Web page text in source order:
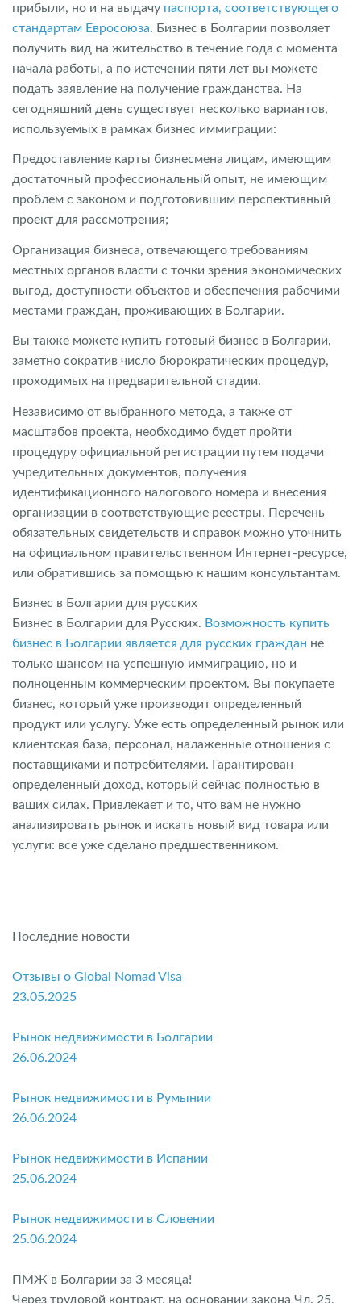
прибыли, но и на выдачу паспорта, соответствующего
стандартам Евросоюза. Бизнес в Болгарии позволяет
получить вид на жительство в течение года с момента
начала работы, а по истечении пяти лет вы можете
подать заявление на получение гражданства. На
сегодняшний день существует несколько вариантов,
используемых в рамках бизнес иммиграции:
Предоставление карты бизнесмена лицам, имеющим
достаточный профессиональный опыт, не имеющим
проблем с законом и подготовившим перспективный
проект для рассмотрения;
Организация бизнеса, отвечающего требованиям
местных органов власти с точки зрения экономических
выгод, доступности объектов и обеспечения рабочими
местами граждан, проживающих в Болгарии.
Вы также можете купить готовый бизнес в Болгарии,
заметно сократив число бюрократических процедур,
проходимых на предварительной стадии.
Независимо от выбранного метода, а также от
масштабов проекта, необходимо будет пройти
процедуру официальной регистрации путем подачи
учредительных документов, получения
идентификационного налогового номера и внесения
организации в соответствующие реестры. Перечень
обязательных свидетельств и справок можно уточнить
на официальном правительственном Интернет-ресурсе,
или обратившись за помощью к нашим консультантам.
Бизнес в Болгарии для русских
Бизнес в Болгарии для Русских. Возможность купить
бизнес в Болгарии является для русских граждан не
только шансом на успешную иммиграцию, но и
полноценным коммерческим проектом. Вы покупаете
бизнес, который уже производит определенный
продукт или услугу. Уже есть определенный рынок или
клиентская база, персонал, налаженные отношения с
поставщиками и потребителями. Гарантирован
определенный доход, который сейчас полностью в
ваших силах. Привлекает и то, что вам не нужно
анализировать рынок и искать новый вид товара или
услуги: все уже сделано предшественником.
Последние новости
Отзывы о Global Nomad Visa
23.05.2025
Рынок недвижимости в Болгарии
26.06.2024
Рынок недвижимости в Румынии
26.06.2024
Рынок недвижимости в Испании
25.06.2024
Рынок недвижимости в Словении
25.06.2024
ПМЖ в Болгарии за 3 месяца!
Через трудовой контракт, на основании закона Чл. 25,